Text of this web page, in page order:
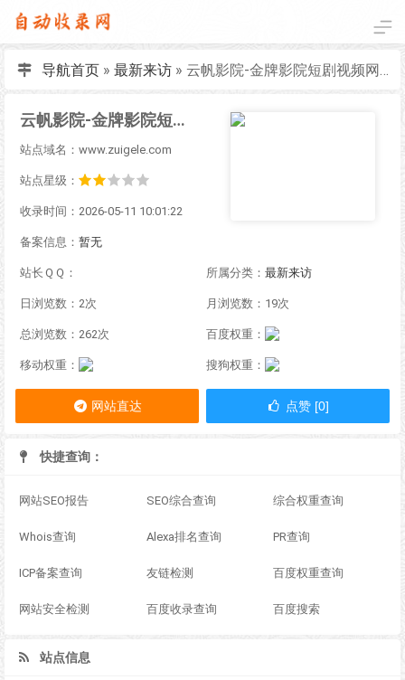
导航首页» 最新来访» 云帆影院-金牌影院短剧视频网-星辰影院海量高清vip电影电视剧免费在线观看
云帆影院-金牌影院短剧视频网-星辰影院海量高清vip电影电视剧免费在线观看
站点域名：www.zuigele.com
站点星级：
收录时间：2026-05-11 10:01:22
备案信息： 暂无
站长ＱＱ： 所属分类： 最新来访
日浏览数：2次 月浏览数：19次
总浏览数：262次 百度权重：
移动权重： 搜狗权重：
网站直达 点赞 [0]
快捷查询：
网站SEO报告 SEO综合查询 综合权重查询
Whois查询 Alexa排名查询 PR查询
ICP备案查询 友链检测 百度权重查询
网站安全检测 百度收录查询 百度搜索
站点信息